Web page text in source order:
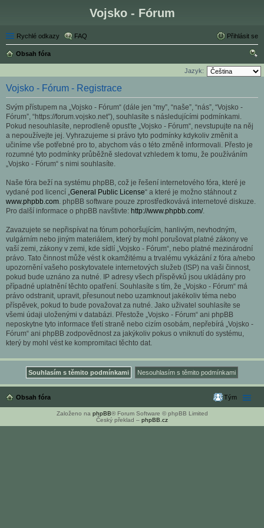
Vojsko - Fórum
Rychlé odkazy FAQ Přihlásit se
Obsah fóra
led
Jazyk:
Vojsko - Fórum - Registrace
Svým přístupem na „Vojsko - Fórum“ (dále jen “my”, “naše”, “nás”, “Vojsko -
Fórum”, “https://forum.vojsko.net”), souhlasíte s následujícími podmínkami.
Pokud nesouhlasíte, neprodleně opusťte „Vojsko - Fórum“, nevstupujte na něj
a nepoužívejte jej. Vyhrazujeme si právo tyto podmínky kdykoliv změnit a
učiníme vše potřebné pro to, abychom vás o této změně informovali. Přesto je
rozumné tyto podmínky průběžně sledovat vzhledem k tomu, že používáním
„Vojsko - Fórum“ s nimi souhlasíte.
Naše fóra beží na systému phpBB, což je řešení internetového fóra, které je
vydané pod licencí „General Public License“ a které je možno stáhnout z
www.phpbb.com. phpBB software pouze zprostředkovává internetové diskuze.
Pro další informace o phpBB navštivte: http://www.phpbb.com/.
Zavazujete se nepřispívat na fórum pohoršujícím, hanlivým, nevhodným,
vulgárním nebo jiným materiálem, který by mohl porušovat platné zákony ve
vaší zemi, zákony v zemi, kde sídlí „Vojsko - Fórum“, nebo platné mezinárodní
právo. Tato činnost může vést k okamžitému a trvalému vykázání z fóra a/nebo
upozornění vašeho poskytovatele internetových služeb (ISP) na vaši činnost,
pokud bude uznáno za nutné. IP adresy všech příspěvků jsou ukládány pro
případné uplatnění těchto opatření. Souhlasíte s tím, že „Vojsko - Fórum“ má
právo odstranit, upravit, přesunout nebo uzamknout jakékoliv téma nebo
příspěvek, pokud to bude považovat za nutné. Jako uživatel souhlasíte se
všemi údaji uloženými v databázi. Přestože „Vojsko - Fórum“ ani phpBB
neposkytne tyto informace třetí straně nebo cizím osobám, nepřebírá „Vojsko -
Fórum“ ani phpBB zodpovědnost za jakýkoliv pokus o vniknutí do systému,
který by mohl vést ke kompromitaci těchto dat.
Obsah fóra Tým
Založeno na phpBB® Forum Software © phpBB Limited
Český překlad – phpBB.cz